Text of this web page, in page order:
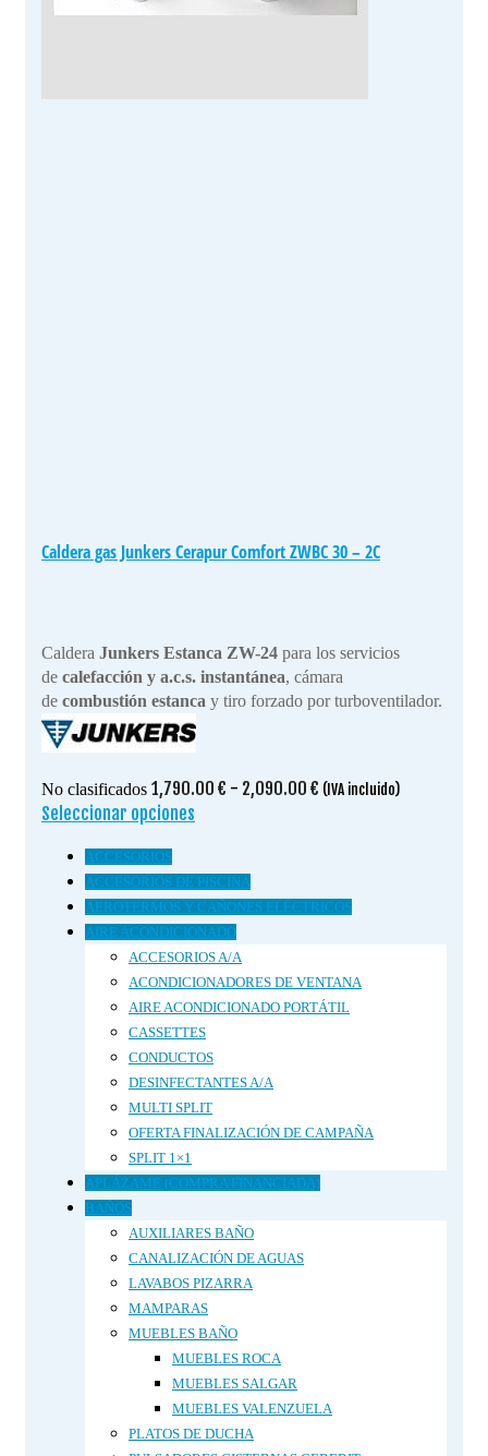
Caldera gas Junkers Cerapur Comfort ZWBC 30 – 2C
Caldera Junkers Estanca ZW-24 para los servicios
de calefacción y a.c.s. instantánea, cámara
de combustión estanca y tiro forzado por turboventilador.
No clasificados 1,790.00 € - 2,090.00 € Rango
hasta
(IVA incluido)
Seleccionar opciones
múltiples
variantes.
Las
opciones
se
pueden
elegir
en
la
página
de
ACCESORIOS
ACCESORIOS DE PISCINA
AEROTERMOS Y CAÑONES ELÉCTRICOS
AIRE ACONDICIONADO
ACCESORIOS A/A
ACONDICIONADORES DE VENTANA
AIRE ACONDICIONADO PORTÁTIL
CASSETTES
CONDUCTOS
DESINFECTANTES A/A
MULTI SPLIT
OFERTA FINALIZACIÓN DE CAMPAÑA
SPLIT 1×1
APLÁZAME (COMPRA FINANCIADA)
BAÑOS
AUXILIARES BAÑO
CANALIZACIÓN DE AGUAS
LAVABOS PIZARRA
MAMPARAS
MUEBLES BAÑO
MUEBLES ROCA
MUEBLES SALGAR
MUEBLES VALENZUELA
PLATOS DE DUCHA